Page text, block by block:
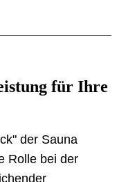
für Ihre
der Sauna
Rolle bei der